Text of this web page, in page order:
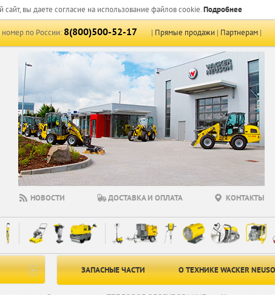
сайт, вы даете согласие на использование файлов cookie.Подробнее
по России:8(800)500-52-17 |Прямые продажи|Партнерам|
НОВОСТИ ДОСТАВКА И ОПЛАТА КОНТАКТЫ
ЗАПАСНЫЕ ЧАСТИ О ТЕХНИКЕ WACKER